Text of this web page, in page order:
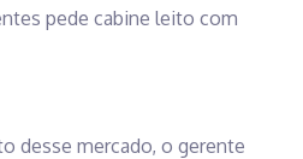
pede cabine leito com
desse mercado, o gerente